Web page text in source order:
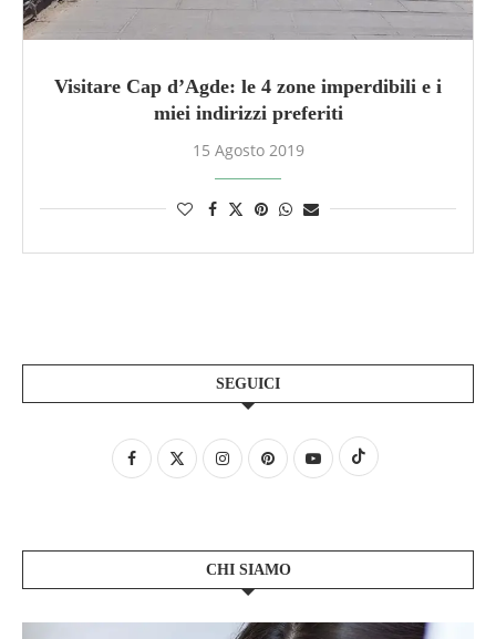
Visitare Cap d’Agde: le 4 zone imperdibili e i
miei indirizzi preferiti
15 Agosto 2019
SEGUICI
CHI SIAMO